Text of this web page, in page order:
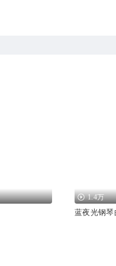
1.4万
蓝夜光钢琴